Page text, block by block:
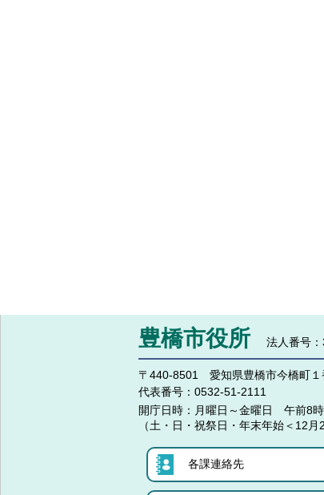
豊橋市役所 法人番号
〒440-8501 愛知県豊橋市今橋町１
代表番号： 0532-51-2111
開庁日時： 月曜日～金曜日 午前8
（土・日・祝祭日・年末年始＜12月
各課連絡先